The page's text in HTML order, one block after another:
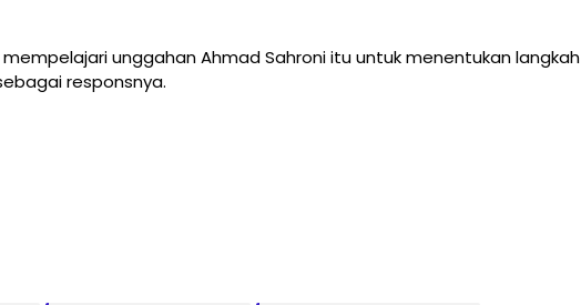
unggahan Ahmad Sahroni itu untuk menentukan langkah
responsnya.